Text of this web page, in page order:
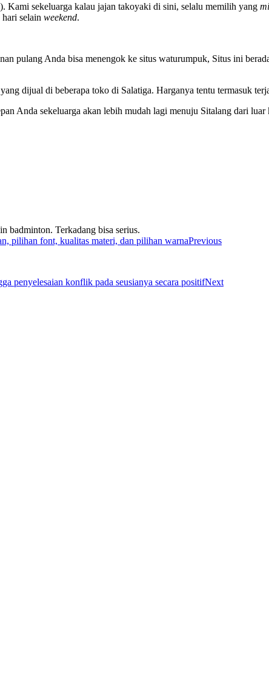
Kami sekeluarga kalau jajan takoyaki di sini, selalu memilih yang
selain weekend.
pulang Anda bisa menengok ke situs waturumpuk, Situs ini
dijual di beberapa toko di Salatiga. Harganya tentu termasuk
Anda sekeluarga akan lebih mudah lagi menuju Sitalang dari luar
badminton. Terkadang bisa serius.
Previous
Next